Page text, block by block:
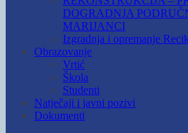
DOGRADNJA
MARIJANCI
Izgradnja i opremanje
Obrazovanje
Vrtić
Škola
Studenti
Natječaji i javni pozivi
Dokumenti